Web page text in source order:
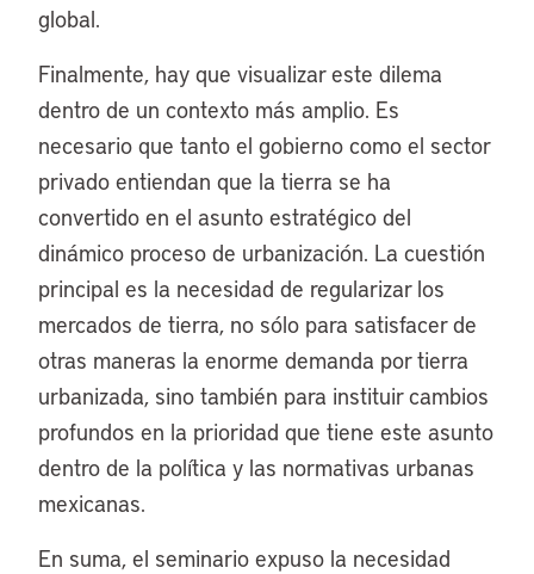
global.
Finalmente, hay que visualizar este dilema
dentro de un contexto más amplio. Es
necesario que tanto el gobierno como el sector
privado entiendan que la tierra se ha
convertido en el asunto estratégico del
dinámico proceso de urbanización. La cuestión
principal es la necesidad de regularizar los
mercados de tierra, no sólo para satisfacer de
otras maneras la enorme demanda por tierra
urbanizada, sino también para instituir cambios
profundos en la prioridad que tiene este asunto
dentro de la política y las normativas urbanas
mexicanas.
En suma, el seminario expuso la necesidad